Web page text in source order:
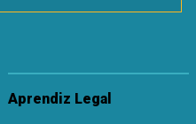
Aprendiz Legal